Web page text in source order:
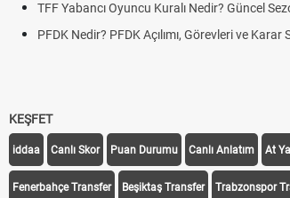
TFF Yabancı Oyuncu Kuralı Nedir? Güncel
PFDK Nedir? PFDK Açılımı, Görevleri ve Karar
KEŞFET
iddaa Canlı Skor Puan Durumu Canlı Anlatım At
Fenerbahçe Transfer Beşiktaş Transfer Trabzonspor